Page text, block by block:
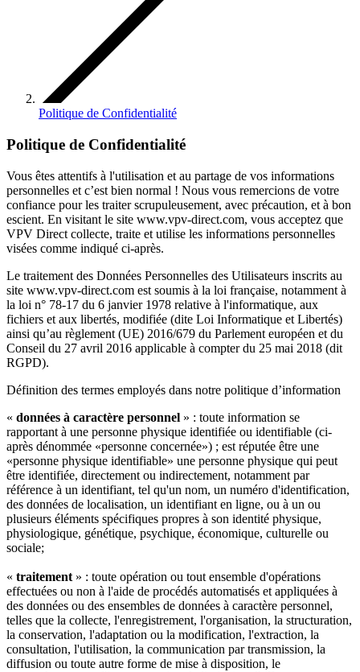
Politique de Confidentialité
Politique de Confidentialité
Vous êtes attentifs à l'utilisation et au partage de vos informations
personnelles et c’est bien normal ! Nous vous remercions de votre
confiance pour les traiter scrupuleusement, avec précaution, et à bon
escient. En visitant le site www.vpv-direct.com, vous acceptez que
VPV Direct collecte, traite et utilise les informations personnelles
visées comme indiqué ci-après.
Le traitement des Données Personnelles des Utilisateurs inscrits au
site www.vpv-direct.com est soumis à la loi française, notamment à
la loi n° 78-17 du 6 janvier 1978 relative à l'informatique, aux
fichiers et aux libertés, modifiée (dite Loi Informatique et Libertés)
ainsi qu’au règlement (UE) 2016/679 du Parlement européen et du
Conseil du 27 avril 2016 applicable à compter du 25 mai 2018 (dit
RGPD).
Définition des termes employés dans notre politique d’information
« données à caractère personnel » : toute information se
rapportant à une personne physique identifiée ou identifiable (ci-
après dénommée «personne concernée») ; est réputée être une
«personne physique identifiable» une personne physique qui peut
être identifiée, directement ou indirectement, notamment par
référence à un identifiant, tel qu'un nom, un numéro d'identification,
des données de localisation, un identifiant en ligne, ou à un ou
plusieurs éléments spécifiques propres à son identité physique,
physiologique, génétique, psychique, économique, culturelle ou
sociale;
« traitement » : toute opération ou tout ensemble d'opérations
effectuées ou non à l'aide de procédés automatisés et appliquées à
des données ou des ensembles de données à caractère personnel,
telles que la collecte, l'enregistrement, l'organisation, la structuration,
la conservation, l'adaptation ou la modification, l'extraction, la
consultation, l'utilisation, la communication par transmission, la
diffusion ou toute autre forme de mise à disposition, le